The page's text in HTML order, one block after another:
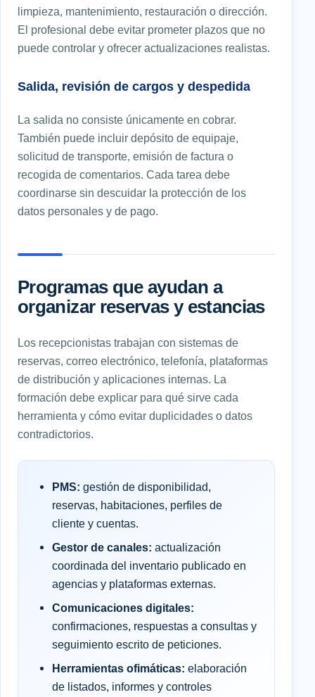
limpieza, mantenimiento, restauración o dirección.
El profesional debe evitar prometer plazos que no
puede controlar y ofrecer actualizaciones realistas.
Salida, revisión de cargos y despedida
La salida no consiste únicamente en cobrar.
También puede incluir depósito de equipaje,
solicitud de transporte, emisión de factura o
recogida de comentarios. Cada tarea debe
coordinarse sin descuidar la protección de los
datos personales y de pago.
Programas que ayudan a
organizar reservas y estancias
Los recepcionistas trabajan con sistemas de
reservas, correo electrónico, telefonía, plataformas
de distribución y aplicaciones internas. La
formación debe explicar para qué sirve cada
herramienta y cómo evitar duplicidades o datos
contradictorios.
PMS: gestión de disponibilidad,
reservas, habitaciones, perfiles de
cliente y cuentas.
Gestor de canales: actualización
coordinada del inventario publicado en
agencias y plataformas externas.
Comunicaciones digitales:
confirmaciones, respuestas a consultas y
seguimiento escrito de peticiones.
Herramientas ofimáticas: elaboración
de listados, informes y controles